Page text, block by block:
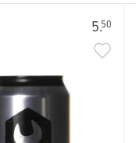
5.50